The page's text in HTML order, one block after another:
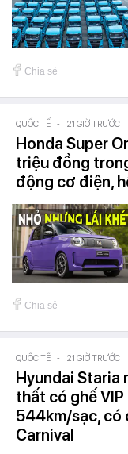
Chia sẻ
QUỐC TẾ - 21 GIỜ TRƯỚC
Honda Super
triệu đồng
động cơ điện,
Chia sẻ
QUỐC TẾ - 21 GIỜ TRƯỚC
Hyundai Staria
thất có ghế
544km/sạc, có
Carnival